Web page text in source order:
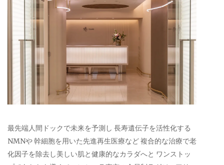
最先端人間ドックで未来を予測し 長寿遺伝子を活性化する
NMNや 幹細胞を用いた先進再生医療など 複合的な治療で老
化因子を除去し美しい肌と健康的なカラダへと ワンストッ